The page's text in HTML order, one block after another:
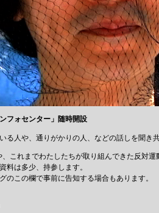
フォセンター」随時開設
る人や、通りがかりの人、などの話しを聞き
、これまでわたしたちが取り組んできた反対
料は多少、持参します。
のこの欄で事前に告知する場合もあります。